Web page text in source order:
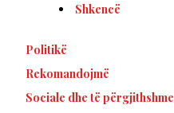
Shkencë
Politikë
Rekomandojmë
Sociale dhe të përgjithshme